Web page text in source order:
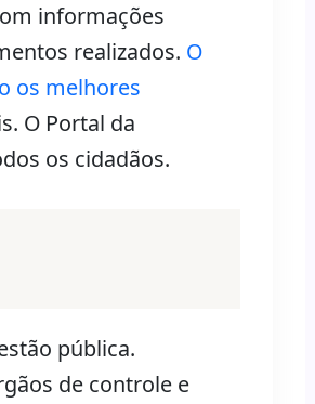
informações
realizados. O
os melhores
O Portal da
os cidadãos.
pública.
de controle e